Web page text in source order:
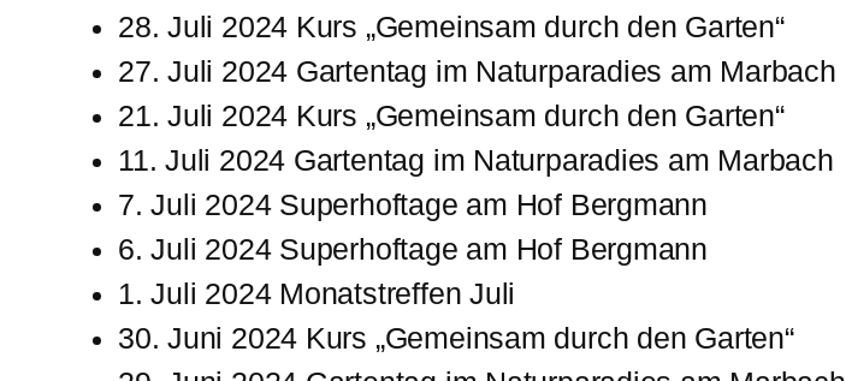
28. Juli 2024 Kurs „Gemeinsam durch den Garten“
27. Juli 2024 Gartentag im Naturparadies am Marbach
21. Juli 2024 Kurs „Gemeinsam durch den Garten“
11. Juli 2024 Gartentag im Naturparadies am Marbach
7. Juli 2024 Superhoftage am Hof Bergmann
6. Juli 2024 Superhoftage am Hof Bergmann
1. Juli 2024 Monatstreffen Juli
30. Juni 2024 Kurs „Gemeinsam durch den Garten“